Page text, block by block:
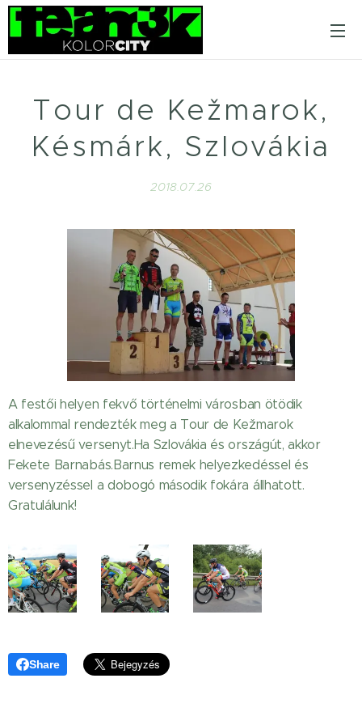
Tour de Kežmarok,
Késmárk, Szlovákia
2018.07.26
A festői helyen fekvő történelmi városban ötödik
alkalommal rendezték meg a Tour de Kežmarok
elnevezésű versenyt.Ha Szlovákia és országút, akkor
Fekete Barnabás.Barnus remek helyezkedéssel és
versenyzéssel a dobogó második fokára állhatott.
Gratulálunk!
Share